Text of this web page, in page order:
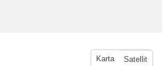
Karta Satellit